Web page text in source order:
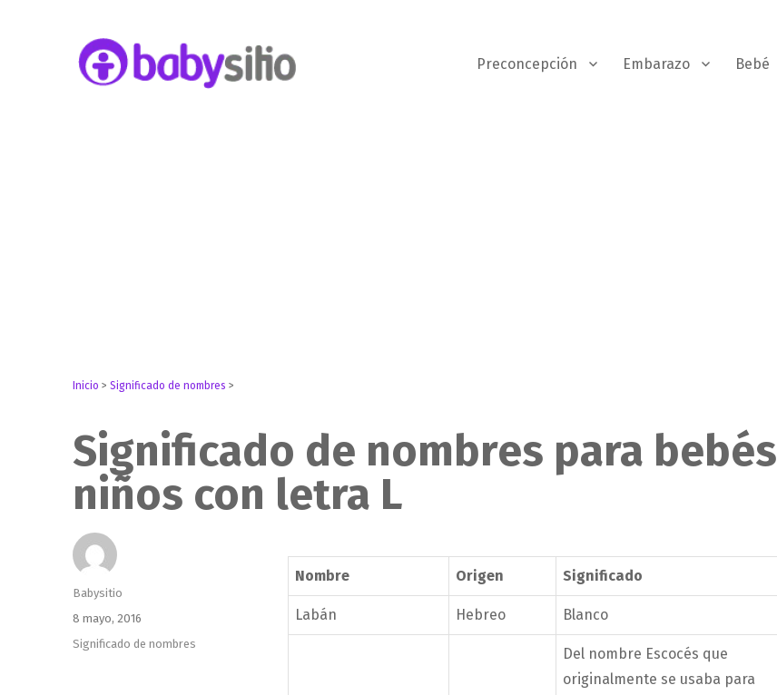
Preconcepción Embarazo Bebé
Inicio >Significado de nombres >
Significado de nombres para bebés
niños con letra L
Nombre Origen Significado
Labán Hebreo Blanco
Del nombre Escocés que
originalmente se usaba para
Autor
Babysitio
Publicado
el
8 mayo, 2016
Categorías
Significado de nombres